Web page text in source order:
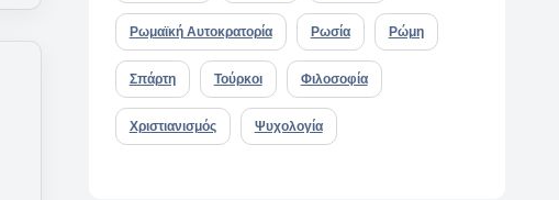
Ρωμαϊκή Αυτοκρατορία Ρωσία Ρώμη
Σπάρτη Τούρκοι Φιλοσοφία
Χριστιανισμός Ψυχολογία